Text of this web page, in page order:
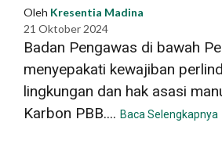
Oleh Kresentia Madina
21 Oktober 2024
Badan Pengawas di bawah
menyepakati kewajiban
lingkungan dan hak asasi
Karbon PBB.... Baca Selengkapnya